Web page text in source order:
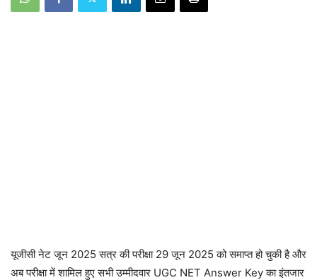
यूजीसी नेट जून 2025 सत्र की परीक्षा 29 जून 2025 को समाप्त हो चुकी है और
अब परीक्षा में शामिल हुए सभी उम्मीदवार UGC NET Answer Key का इंतजार